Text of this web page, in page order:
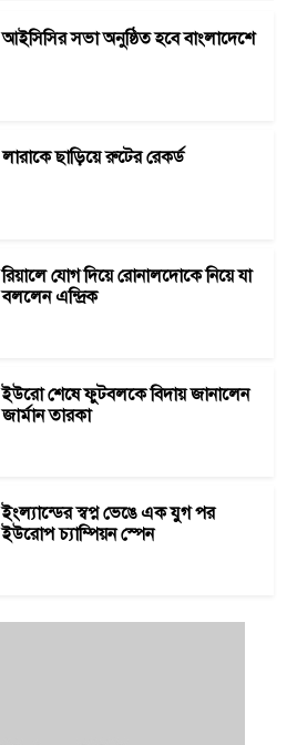
আইসিসির সভা অনুষ্ঠিত হবে বাংলাদেশে
লারাকে ছাড়িয়ে রুটের রেকর্ড
রিয়ালে যোগ দিয়ে রোনালদোকে নিয়ে যা
বললেন এন্দ্রিক
ইউরো শেষে ফুটবলকে বিদায় জানালেন
জার্মান তারকা
ইংল্যান্ডের স্বপ্ন ভেঙে এক যুগ পর
ইউরোপ চ্যাম্পিয়ন স্পেন